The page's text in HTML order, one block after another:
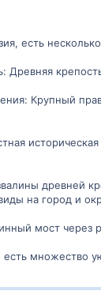
есть
Древняя
Крупный
древней
на город и
мост через
множество